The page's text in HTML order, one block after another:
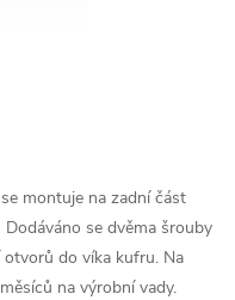
montuje na zadní část
Dodáváno se dvěma šrouby
do víka kufru. Na
na výrobní vady.